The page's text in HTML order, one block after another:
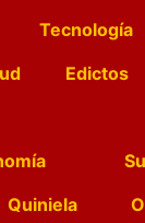
Tecnología
Edictos
Quiniela